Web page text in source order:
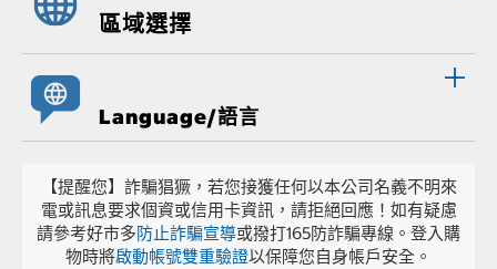
區域選擇
Language/語言
【提醒您】詐騙猖獗，若您接獲任何以本公司名義不明來
電或訊息要求個資或信用卡資訊，請拒絕回應！如有疑慮
請參考好市多防止詐騙宣導或撥打165防詐騙專線。登入購
物時將啟動帳號雙重驗證以保障您自身帳戶安全。